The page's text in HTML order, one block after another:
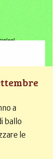
a
ballo
le